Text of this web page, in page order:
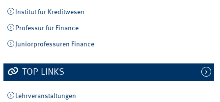
Institut für Kreditwesen
Professur für Finance
Juniorprofessuren Finance
TOP-LINKS
Lehrveranstaltungen